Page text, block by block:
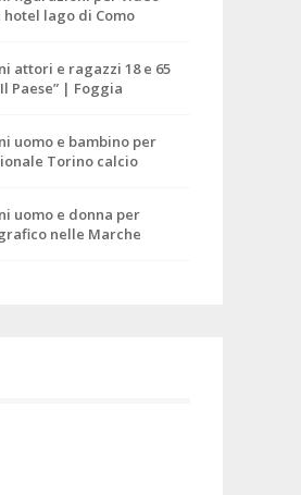
lago di Como
attori e ragazzi 18 e 65
Paese” | Foggia
uomo e bambino per
Torino calcio
uomo e donna per
nelle Marche